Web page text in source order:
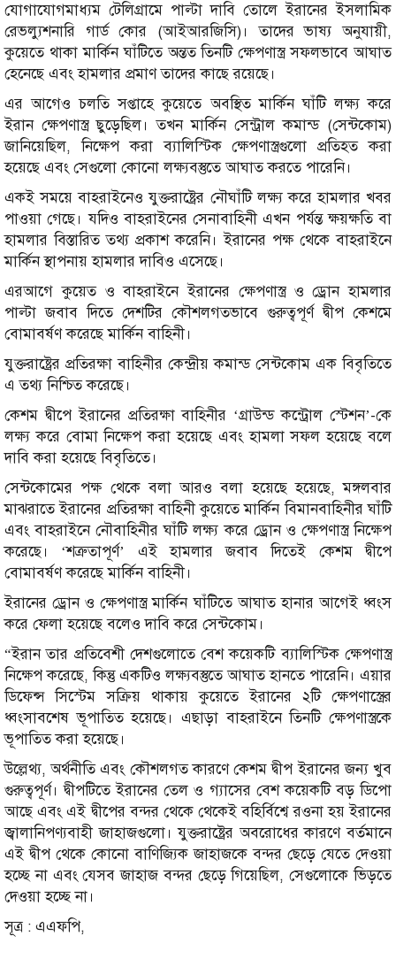
যোগাযোগমাধ্যম টেলিগ্রামে পাল্টা দাবি তোলে ইরানের ইসলামিক
রেভল্যুশনারি গার্ড কোর (আইআরজিসি)। তাদের ভাষ্য অনুযায়ী,
কুয়েতে থাকা মার্কিন ঘাঁটিতে অন্তত তিনটি ক্ষেপণাস্ত্র সফলভাবে আঘাত
হেনেছে এবং হামলার প্রমাণ তাদের কাছে রয়েছে।
এর আগেও চলতি সপ্তাহে কুয়েতে অবস্থিত মার্কিন ঘাঁটি লক্ষ্য করে
ইরান ক্ষেপণাস্ত্র ছুড়েছিল। তখন মার্কিন সেন্ট্রাল কমান্ড (সেন্টকোম)
জানিয়েছিল, নিক্ষেপ করা ব্যালিস্টিক ক্ষেপণাস্ত্রগুলো প্রতিহত করা
হয়েছে এবং সেগুলো কোনো লক্ষ্যবস্তুতে আঘাত করতে পারেনি।
একই সময়ে বাহরাইনেও যুক্তরাষ্ট্রের নৌঘাঁটি লক্ষ্য করে হামলার খবর
পাওয়া গেছে। যদিও বাহরাইনের সেনাবাহিনী এখন পর্যন্ত ক্ষয়ক্ষতি বা
হামলার বিস্তারিত তথ্য প্রকাশ করেনি। ইরানের পক্ষ থেকে বাহরাইনে
মার্কিন স্থাপনায় হামলার দাবিও এসেছে।
এরআগে কুয়েত ও বাহরাইনে ইরানের ক্ষেপণাস্ত্র ও ড্রোন হামলার
পাল্টা জবাব দিতে দেশটির কৌশলগতভাবে গুরুত্বপূর্ণ দ্বীপ কেশমে
বোমাবর্ষণ করেছে মার্কিন বাহিনী।
যুক্তরাষ্ট্রের প্রতিরক্ষা বাহিনীর কেন্দ্রীয় কমান্ড সেন্টকোম এক বিবৃতিতে
এ তথ্য নিশ্চিত করেছে।
কেশম দ্বীপে ইরানের প্রতিরক্ষা বাহিনীর ‘গ্রাউন্ড কন্ট্রোল স্টেশন’-কে
লক্ষ্য করে বোমা নিক্ষেপ করা হয়েছে এবং হামলা সফল হয়েছে বলে
দাবি করা হয়েছে বিবৃতিতে।
সেন্টকোমের পক্ষ থেকে বলা আরও বলা হয়েছে হয়েছে, মঙ্গলবার
মাঝরাতে ইরানের প্রতিরক্ষা বাহিনী কুয়েতে মার্কিন বিমানবাহিনীর ঘাঁটি
এবং বাহরাইনে নৌবাহিনীর ঘাঁটি লক্ষ্য করে ড্রোন ও ক্ষেপণাস্ত্র নিক্ষেপ
করেছে। ‘শত্রুতাপূর্ণ’ এই হামলার জবাব দিতেই কেশম দ্বীপে
বোমাবর্ষণ করেছে মার্কিন বাহিনী।
ইরানের ড্রোন ও ক্ষেপণাস্ত্র মার্কিন ঘাঁটিতে আঘাত হানার আগেই ধ্বংস
করে ফেলা হয়েছে বলেও দাবি করে সেন্টকোম।
“ইরান তার প্রতিবেশী দেশগুলোতে বেশ কয়েকটি ব্যালিস্টিক ক্ষেপণাস্ত্র
নিক্ষেপ করেছে, কিন্তু একটিও লক্ষ্যবস্তুতে আঘাত হানতে পারেনি। এয়ার
ডিফেন্স সিস্টেম সক্রিয় থাকায় কুয়েতে ইরানের ২টি ক্ষেপণাস্ত্রের
ধ্বংসাবশেষ ভূপাতিত হয়েছে। এছাড়া বাহরাইনে তিনটি ক্ষেপণাস্ত্রকে
ভূপাতিত করা হয়েছে।
উল্লেথ্য, অর্থনীতি এবং কৌশলগত কারণে কেশম দ্বীপ ইরানের জন্য খুব
গুরুত্বপূর্ণ। দ্বীপটিতে ইরানের তেল ও গ্যাসের বেশ কয়েকটি বড় ডিপো
আছে এবং এই দ্বীপের বন্দর থেকে থেকেই বহির্বিশ্বে রওনা হয় ইরানের
জ্বালানিপণ্যবাহী জাহাজগুলো। যুক্তরাষ্ট্রের অবরোধের কারণে বর্তমানে
এই দ্বীপ থেকে কোনো বাণিজ্যিক জাহাজকে বন্দর ছেড়ে যেতে দেওয়া
হচ্ছে না এবং যেসব জাহাজ বন্দর ছেড়ে গিয়েছিল, সেগুলোকে ভিড়তে
দেওয়া হচ্ছে না।
সূত্র : এএফপি,